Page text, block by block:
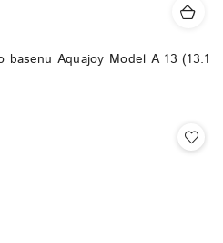
basenu Aquajoy Model A 13 (13.1